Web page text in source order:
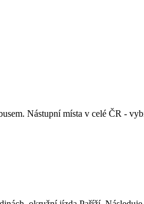
Nástupní místa v celé ČR -